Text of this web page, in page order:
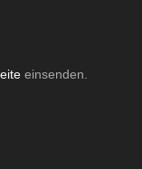
einsenden.